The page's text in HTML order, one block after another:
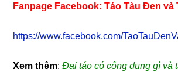
Fanpage Facebook: Táo Tàu Đen và
https://www.facebook.com/
Xem thêm:Đại táo có công dụng gì và